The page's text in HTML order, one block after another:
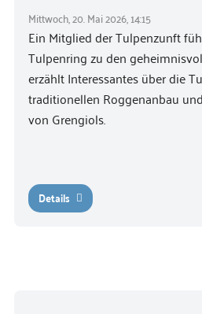
Mittwoch, 20. Mai 2026, 14:15
Ein Mitglied der Tulpenzunft
Tulpenring zu den
erzählt Interessantes über die
traditionellen Roggenanbau
von Grengiols.
Details